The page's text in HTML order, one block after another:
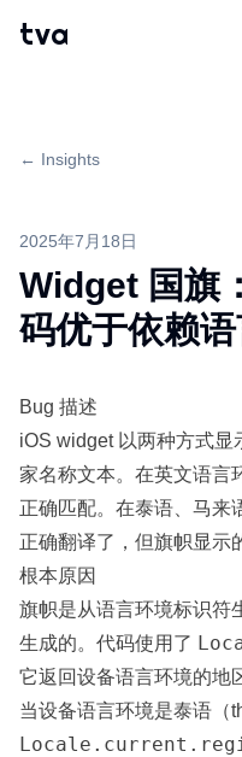
tva
← Insights
2025年7月18日
Widget 国旗
码优于依赖
Bug 描述
iOS widget 以两种方式显
家名称文本。在英文语言
正确匹配。在泰语、马来
正确翻译了，但旗帜显示
根本原因
旗帜是从语言环境标识符
生成的。代码使用了
它返回设备语言环境的地
当设备语言环境是泰语（